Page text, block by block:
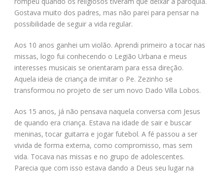
Gostava muito dos padres, mas não parei para pensar na
possibilidade de seguir a vida regular.
Aos 10 anos ganhei um violão. Aprendi primeiro a tocar nas
missas, logo fui conhecendo o Legião Urbana e meus
interesses musicais se orientaram para essa direção.
Aquela ideia de criança de imitar o Pe. Zezinho se
transformou no projeto de ser um novo Dado Villa Lobos.
Aos 15 anos, já não pensava naquela conversa com Jesus
de quando era criança. Estava na idade de sair e buscar
meninas, tocar guitarra e jogar futebol. A fé passou a ser
vivida de forma externa, como compromisso, mas sem
vida. Tocava nas missas e no grupo de adolescentes.
Parecia que com isso estava dando a Deus seu lugar na